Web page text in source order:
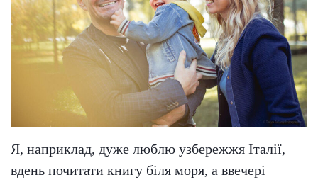
Я, наприклад, дуже люблю узбережжя Італії,
вдень почитати книгу біля моря, а ввечері